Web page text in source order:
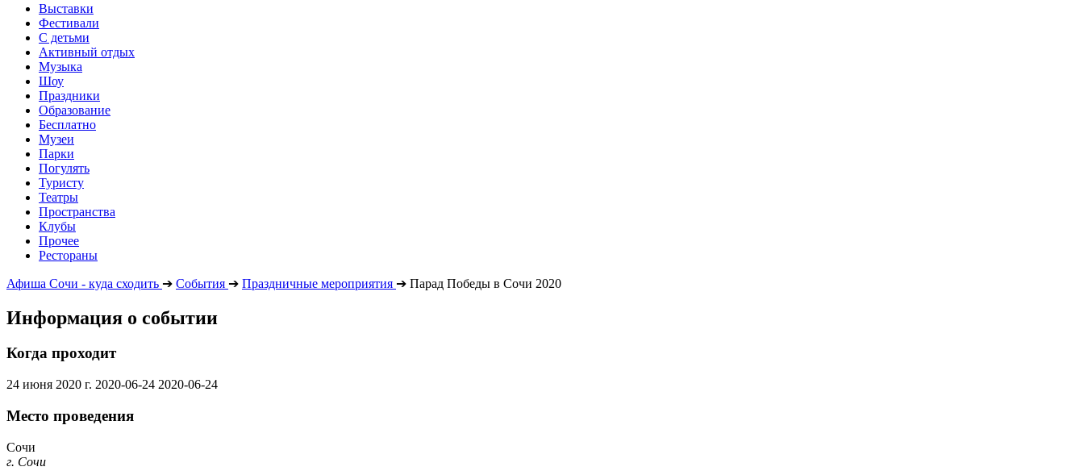
Выставки
Фестивали
С детьми
Активный отдых
Музыка
Шоу
Праздники
Образование
Бесплатно
Музеи
Парки
Погулять
Туристу
Театры
Пространства
Клубы
Прочее
Рестораны
Афиша Сочи - куда сходить ➔ События ➔ Праздничные мероприятия ➔ Парад Победы в Сочи 2020
Информация о событии
Когда проходит
24 июня 2020 г. 2020-06-24 2020-06-24
Место проведения
Сочи
г. Сочи